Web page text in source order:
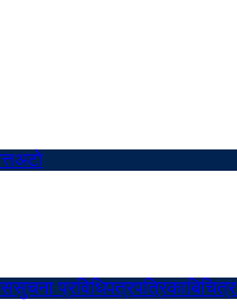
अटो
सुचना प्रविधिपत्रपत्रिका